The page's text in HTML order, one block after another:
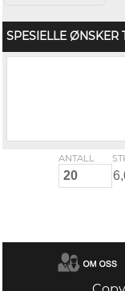
SPESIELLE ØNSKER
ANTALL